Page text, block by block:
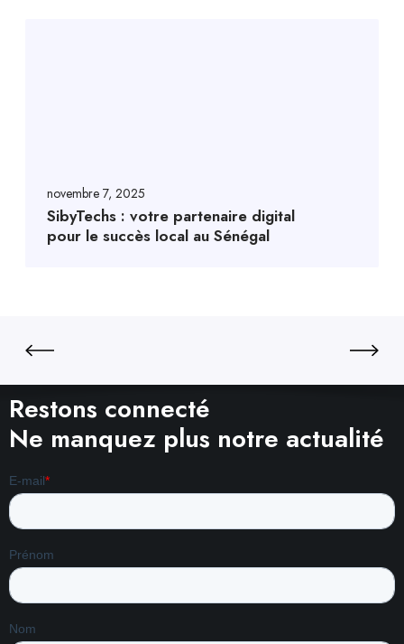
novembre 7, 2025
SibyTechs : votre partenaire digital
pour le succès local au Sénégal
Restons connecté
Ne manquez plus notre actualité